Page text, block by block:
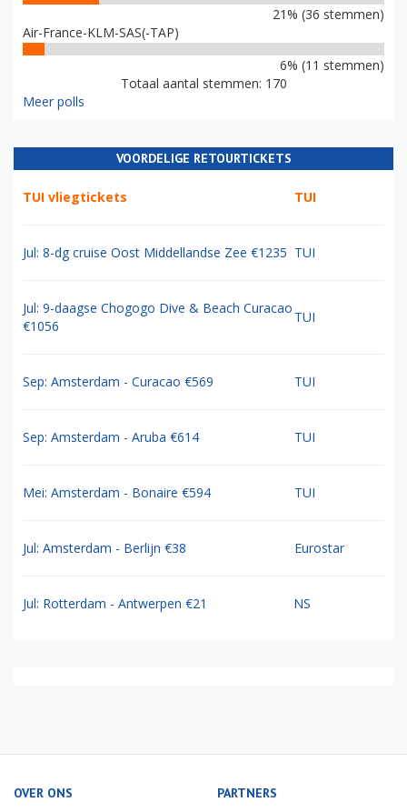
21% (36 stemmen)
Air-France-KLM-SAS(-TAP)
6% (11 stemmen)
Totaal aantal stemmen: 170
Meer polls
VOORDELIGE RETOURTICKETS
TUI vliegtickets TUI
Jul: 8-dg cruise Oost Middellandse Zee €1235 TUI
Jul: 9-daagse Chogogo Dive & Beach Curacao
€1056
TUI
Sep: Amsterdam - Curacao €569 TUI
Sep: Amsterdam - Aruba €614 TUI
Mei: Amsterdam - Bonaire €594 TUI
Jul: Amsterdam - Berlijn €38 Eurostar
Jul: Rotterdam - Antwerpen €21 NS
OVER ONS PARTNERS